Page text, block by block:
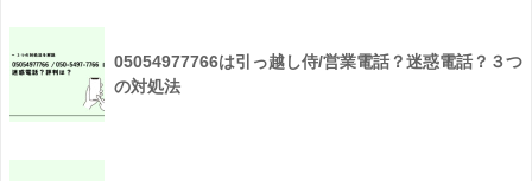
05054977766は引っ越し侍/営業電話？迷惑電話？３つ
の対処法